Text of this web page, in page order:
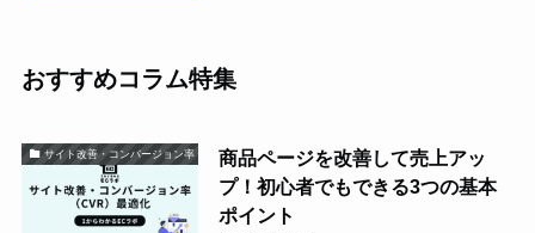
おすすめコラム特集
サイト改善・コンバージョン率（CVR）最適化商品ページを改善して売上アッ
プ！初心者でもできる3つの基本
ポイント